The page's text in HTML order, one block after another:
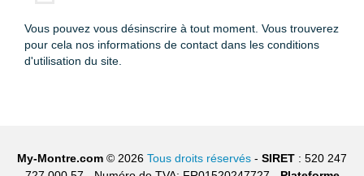
Vous pouvez vous désinscrire à tout moment. Vous trouverez
pour cela nos informations de contact dans les conditions
d'utilisation du site.
My-Montre.com © 2026 Tous droits réservés - SIRET : 520 247